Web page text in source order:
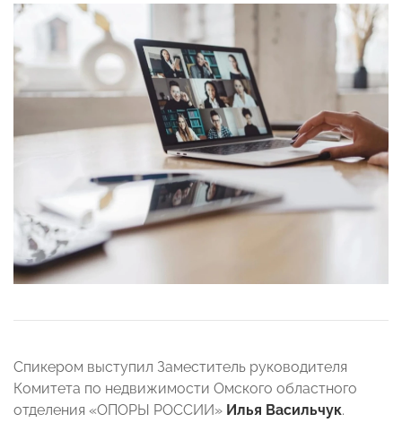
Спикером выступил Заместитель руководителя
Комитета по недвижимости Омского областного
отделения «ОПОРЫ РОССИИ» Илья Васильчук.